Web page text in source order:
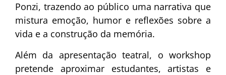
Ponzi, trazendo ao público uma narrativa que
mistura emoção, humor e reflexões sobre a
vida e a construção da memória.
Além da apresentação teatral, o workshop
pretende aproximar estudantes, artistas e